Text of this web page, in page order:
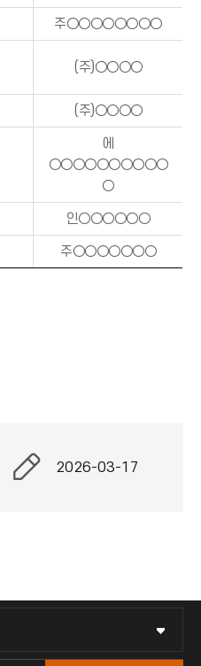
주○○○○○○○○
(주)○○○○
(주)○○○○
에
○○○○○○○○○○
○
인○○○○○○
주○○○○○○○
2026-03-17